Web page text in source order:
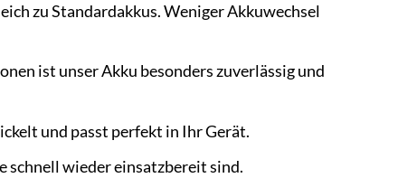
zu Standardakkus. Weniger Akkuwechsel
ist unser Akku besonders zuverlässig und
und passt perfekt in Ihr Gerät.
schnell wieder einsatzbereit sind.